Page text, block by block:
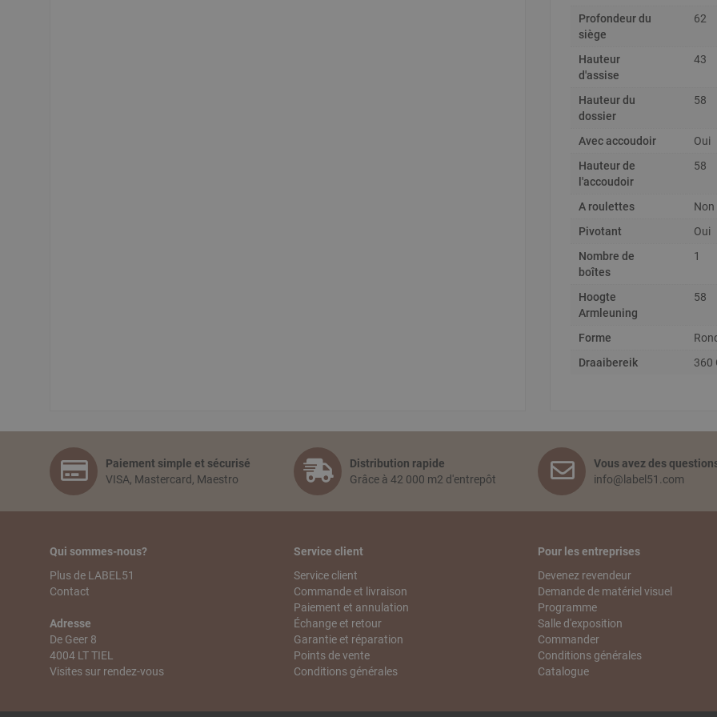
Profondeur du
siège
62
Hauteur
d'assise
43
Hauteur du
dossier
58
Avec accoudoir
Oui
Hauteur de
l'accoudoir
58
A roulettes
Non
Pivotant
Oui
Nombre de
boîtes
1
Hoogte
Armleuning
58
Forme
Draaibereik
360
Paiement simple et sécurisé
VISA, Mastercard, Maestro
Distribution rapide
Grâce à 42 000 m2 d'entrepôt
Vous avez des
info@label51.com
Qui sommes-nous?
Plus de LABEL51
Contact
Adresse
De Geer 8
4004 LT TIEL
Visites sur rendez-vous
Service client
Service client
Commande et livraison
Paiement et annulation
Échange et retour
Garantie et réparation
Points de vente
Conditions générales
Pour les entreprises
Devenez revendeur
Demande de matériel visuel
Programme
Salle d'exposition
Commander
Conditions générales
Catalogue